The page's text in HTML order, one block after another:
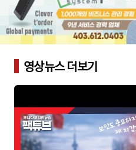
영상뉴스 더보기